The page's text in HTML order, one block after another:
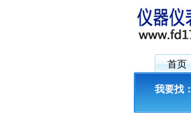
首页
我要找：